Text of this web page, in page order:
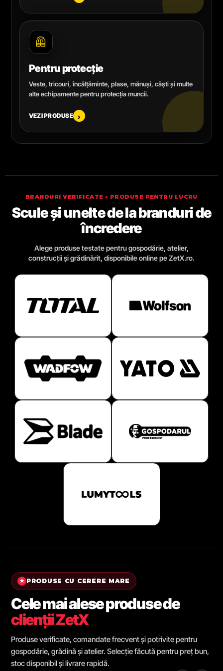
🦺
Pentru protecție
Veste, tricouri, încălțăminte, plase, mănuși, căști și multe
alte echipamente pentru protecția muncii.
VEZI PRODUSE ›
BRANDURI VERIFICATE • PRODUSE PENTRU LUCRU
Scule și unelte de la branduri de
încredere
Alege produse testate pentru gospodărie, atelier,
construcții și grădinărit, disponibile online pe ZetX.ro.
★ PRODUSE CU CERERE MARE
Cele mai alese produse de
clienții ZetX
Produse verificate, comandate frecvent și potrivite pentru
gospodărie, grădină și atelier. Selecție făcută pentru preț bun,
stoc disponibil și livrare rapidă.